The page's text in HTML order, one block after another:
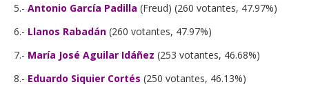
5.- Antonio García Padilla (Freud) (260 votantes, 47.97%)
6.- Llanos Rabadán (260 votantes, 47.97%)
7.- María José Aguilar Idáñez (253 votantes, 46.68%)
8.- Eduardo Siquier Cortés (250 votantes, 46.13%)